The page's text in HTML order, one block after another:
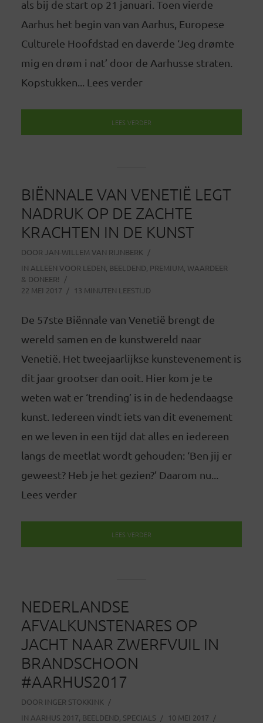
als bij de start op 21 januari. Toen vierde
Aarhus het begin van van Aarhus, Europese
Culturele Hoofdstad en daverde ‘Jeg drømte
mig en drøm i nat’ door de Aarhusse straten.
Kopstukken... Lees verder
LEES VERDER
BIËNNALE VAN VENETIË LEGT
NADRUK OP DE ZACHTE
KRACHTEN IN DE KUNST
DOOR JAN-WILLEM VAN RIJNBERK
IN ALLEEN VOOR LEDEN, BEELDEND, PREMIUM, WAARDEER
& DONEER!
22 MEI 2017
13 MINUTEN LEESTIJD
De 57ste Biënnale van Venetië brengt de
wereld samen en de kunstwereld naar
Venetië. Het tweejaarlijkse kunstevenement is
dit jaar grootser dan ooit. Hier kom je te
weten wat er ‘trending’ is in de hedendaagse
kunst. Iedereen vindt iets van dit evenement
en we leven in een tijd dat alles en iedereen
langs de meetlat wordt gehouden: ‘Ben jij er
geweest? Heb je het gezien?’ Daarom nu...
Lees verder
LEES VERDER
NEDERLANDSE
AFVALKUNSTENARES OP
JACHT NAAR ZWERFVUIL IN
BRANDSCHOON
#AARHUS2017
DOOR INGER STOKKINK
IN AARHUS 2017, BEELDEND, SPECIALS
10 MEI 2017